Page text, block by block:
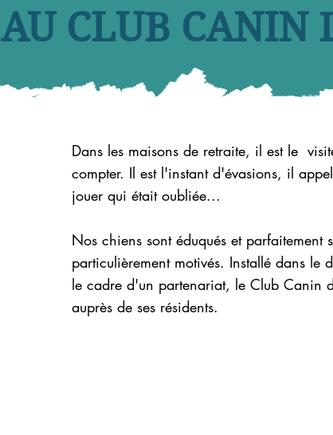
AU CLUB CANIN
Dans les maisons de retraite, il est le
compter. Il est l'instant d'évasions, il
jouer qui était oubliée...
Nos chiens sont éduqués et
particulièrement motivés. Installé dans
le cadre d'un partenariat, le Club Canin
auprès de ses résidents.